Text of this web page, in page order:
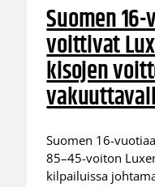
Suomen
voittivat
kisojen
Suomen 16-
85–45-voiton
kilpailuissa